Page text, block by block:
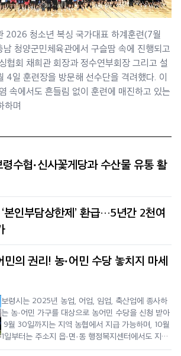
청소년 복싱 국가대표 하계훈련(7월
청양군민체육관에서 구슬땀 속에 진행되고
협회 채희관 회장과 정수연부회장 그리고 설
4일 훈련장을 방문해 선수단을 격려했다. 이
속에서도 흔들림 없이 훈련에 매진하고 있는
하며
수협·신사꽃게당과 수산물 유통 활
본인부담상한제’ 환급…5년간 2천여
의 권리! 농·어민 수당 놓치지 마세
보령시는 2025년 농업, 어업, 임업, 축산업에 종사하
는 농·어민 가구를 대상으로 농어민 수당을 신청 받아
9월 30일까지는 지역 농협에서 지급 가능하며, 10월
1일부터는 주소지 읍·면·동 행정복지센터에서도 지급
한다고 밝혔다. 지급 내용은 1인 가구는 80만 원, 2인